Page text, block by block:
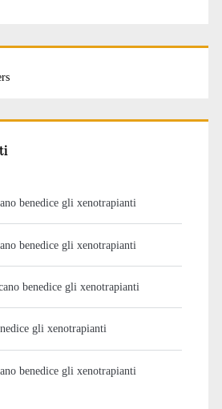
benedice gli xenotrapianti
benedice gli xenotrapianti
benedice gli xenotrapianti
gli xenotrapianti
benedice gli xenotrapianti